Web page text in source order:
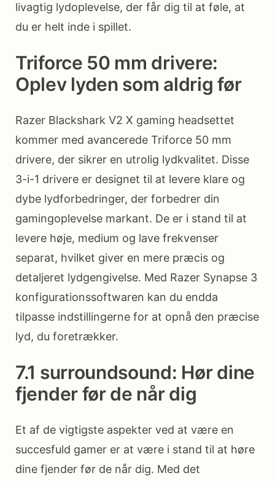
livagtig lydoplevelse, der får dig til at føle, at
du er helt inde i spillet.
Triforce 50 mm drivere:
Oplev lyden som aldrig før
Razer Blackshark V2 X gaming headsettet
kommer med avancerede Triforce 50 mm
drivere, der sikrer en utrolig lydkvalitet. Disse
3-i-1 drivere er designet til at levere klare og
dybe lydforbedringer, der forbedrer din
gamingoplevelse markant. De er i stand til at
levere høje, medium og lave frekvenser
separat, hvilket giver en mere præcis og
detaljeret lydgengivelse. Med Razer Synapse 3
konfigurationssoftwaren kan du endda
tilpasse indstillingerne for at opnå den præcise
lyd, du foretrækker.
7.1 surroundsound: Hør dine
fjender før de når dig
Et af de vigtigste aspekter ved at være en
succesfuld gamer er at være i stand til at høre
dine fjender før de når dig. Med det